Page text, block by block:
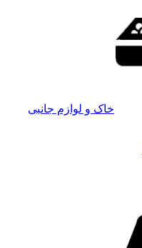
خاک و لوازم جانبی